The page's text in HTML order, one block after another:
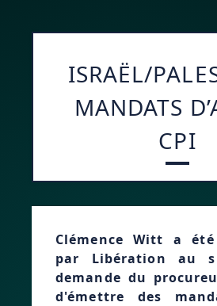
ISRAËL/
MANDATS
CPI
Clémence Witt a
par Libération au
demande du
d'émettre des